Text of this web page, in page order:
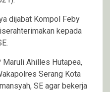
dijabat Kompol Feby
kepada
Maruli Ahilles Hutapea,
Serang Kota
SE agar bekerja